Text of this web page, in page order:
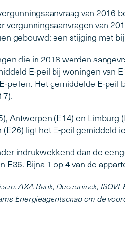
van 2016
van
gebouwd: een stijging met
die in 2018 werden
E-peil bij woningen van
peilen. Het gemiddelde E-
Antwerpen (E14) en
ligt het E-peil gemiddeld
indrukwekkend dan de
Bijna 1 op 4 van de
AXA Bank, Deceuninck,
Energieagentschap om de